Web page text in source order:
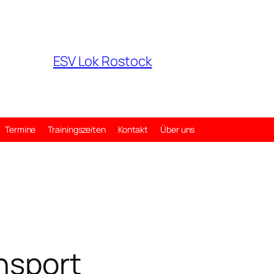
ESV Lok Rostock
Termine Trainingszeiten Kontakt Über uns